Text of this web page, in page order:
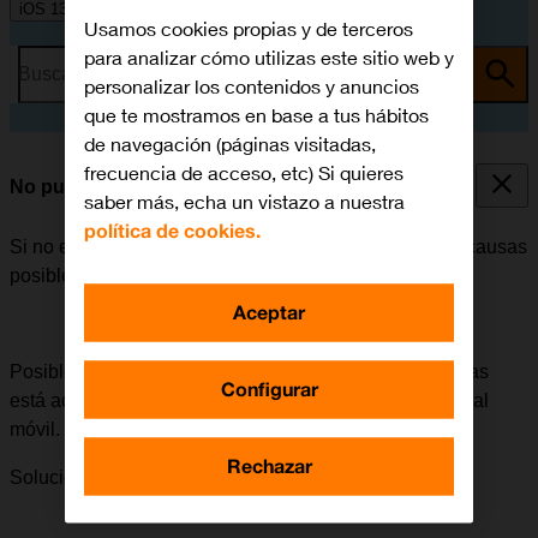
iOS 13.1
Busca por problema o tema
No puedo recibir llamadas
Si no es posible recibir llamadas, puede haber varias causas
posibles al problema.
Posible causa 2 de 3:
Si el desvío de todas las llamadas
está activado, no será posible recibir ninguna llamada al
móvil.
Solución: Cómo cancelar todos los desvíos.
Usamos cookies propias y de terceros
para analizar cómo utilizas este sitio web y
personalizar los contenidos y anuncios
que te mostramos en base a tus hábitos
de navegación (páginas visitadas,
frecuencia de acceso, etc) Si quieres
saber más, echa un vistazo a nuestra
política de cookies.
Configurar
Rechazar
Aceptar